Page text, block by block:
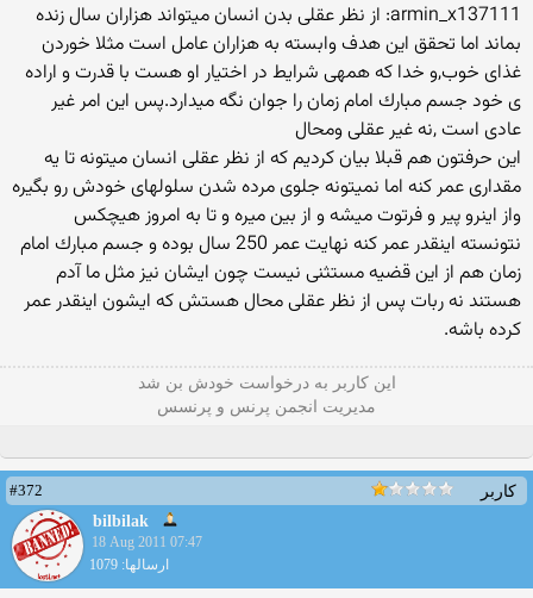
armin_x137111: از نظر عقلی بدن انسان میتواند هزاران سال زنده
بماند اما تحقق این هدف وابسته به هزاران عامل است مثلا خوردن
غذای خوب,و خدا كه همهی شرایط در اختیار او هست با قدرت و اراده
ی خود جسم مبارك امام زمان را جوان نگه میدارد.پس این امر غیر
عادی است ,نه غیر عقلی ومحال
این حرفتون هم قبلا بیان كردیم كه از نظر عقلی انسان میتونه تا یه
مقداری عمر كنه اما نمیتونه جلوی مرده شدن سلولهای خودش رو بگیره
واز اینرو پیر و فرتوت میشه و از بین میره و تا به امروز هیچكس
نتونسته اینقدر عمر كنه نهایت عمر 250 سال بوده و جسم مبارك امام
زمان هم از این قضیه مستثنی نیست چون ایشان نیز مثل ما آدم
هستند نه ربات پس از نظر عقلی محال هستش كه ایشون اینقدر عمر
كرده باشه.
این كاربر به درخواست خودش بن شد
مدیریت انجمن پرنس و پرنسس
کاربر
#372
bilbilak
18 Aug 2011 07:47
ارسالها: 1079